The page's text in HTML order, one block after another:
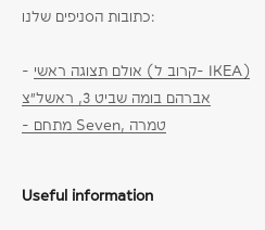
כתובות הסניפים שלנו:
-
אולם תצוגה ראשי (קרוב ל- IKEA)
אברהם בומה שביט 3, ראשל״צ
- מתחם Seven, טמרה
Useful information